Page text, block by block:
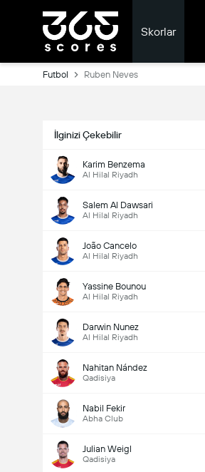
Skorlar
Futbol Ruben Neves
İlginizi Çekebilir
Karim Benzema
Al Hilal Riyadh
Salem Al Dawsari
Al Hilal Riyadh
João Cancelo
Al Hilal Riyadh
Yassine Bounou
Al Hilal Riyadh
Darwin Nunez
Al Hilal Riyadh
Nahitan Nández
Qadisiya
Nabil Fekir
Abha Club
Julian Weigl
Qadisiya